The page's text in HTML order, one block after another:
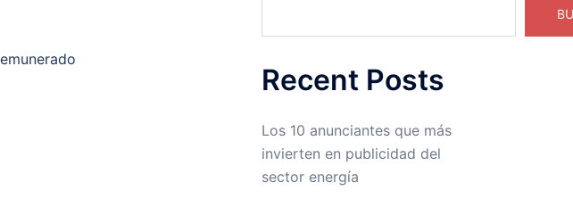
Recent Posts
Los 10 anunciantes que más
invierten en publicidad del
sector energía